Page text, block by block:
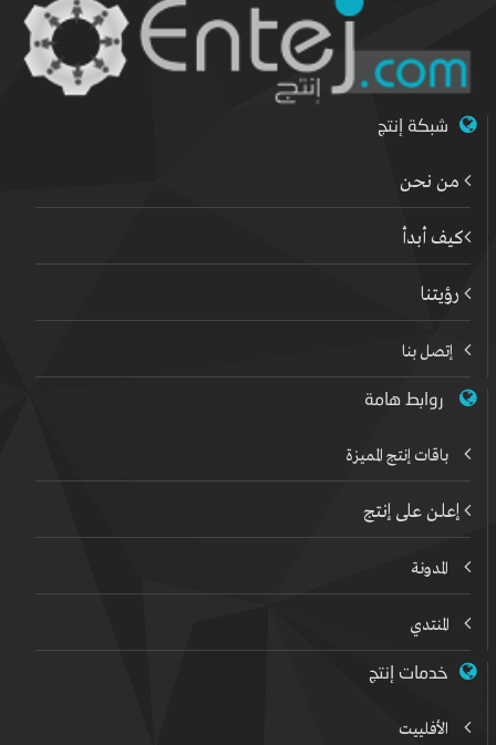
شبكة إنتج
من نحن
كيف أبدأ
رؤيتنا
إتصل بنا
روابط هامة
باقات إنتج المميزة
إعلن على إنتج
المدونة
المنتدي
خدمات إنتج
الأفلييت